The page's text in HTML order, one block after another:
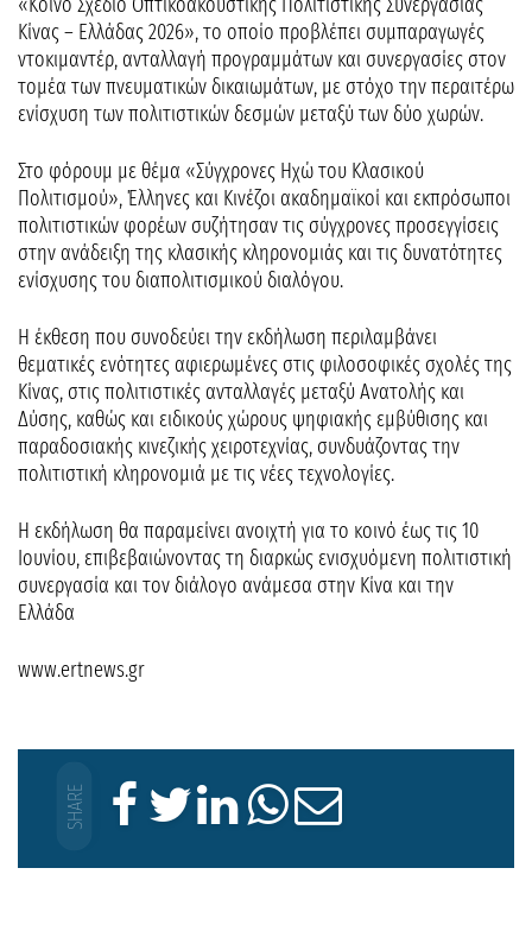
Κίνας – Ελλάδας 2026», το οποίο προβλέπει συμπαραγωγές
ντοκιμαντέρ, ανταλλαγή προγραμμάτων και συνεργασίες στον
τομέα των πνευματικών δικαιωμάτων, με στόχο την περαιτέρω
ενίσχυση των πολιτιστικών δεσμών μεταξύ των δύο χωρών.
Στο φόρουμ με θέμα «Σύγχρονες Ηχώ του Κλασικού
Πολιτισμού», Έλληνες και Κινέζοι ακαδημαϊκοί και εκπρόσωποι
πολιτιστικών φορέων συζήτησαν τις σύγχρονες προσεγγίσεις
στην ανάδειξη της κλασικής κληρονομιάς και τις δυνατότητες
ενίσχυσης του διαπολιτισμικού διαλόγου.
Η έκθεση που συνοδεύει την εκδήλωση περιλαμβάνει
θεματικές ενότητες αφιερωμένες στις φιλοσοφικές σχολές της
Κίνας, στις πολιτιστικές ανταλλαγές μεταξύ Ανατολής και
Δύσης, καθώς και ειδικούς χώρους ψηφιακής εμβύθισης και
παραδοσιακής κινεζικής χειροτεχνίας, συνδυάζοντας την
πολιτιστική κληρονομιά με τις νέες τεχνολογίες.
Η εκδήλωση θα παραμείνει ανοιχτή για το κοινό έως τις 10
Ιουνίου, επιβεβαιώνοντας τη διαρκώς ενισχυόμενη πολιτιστική
συνεργασία και τον διάλογο ανάμεσα στην Κίνα και την
Ελλάδα
www.ertnews.gr